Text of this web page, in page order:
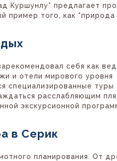
Куршунлу* предлагает
того, как *природа
себя как
и отели мирового уровня
специализированные туры
расслабляющим
экскурсионной
в Серик
планирования. От